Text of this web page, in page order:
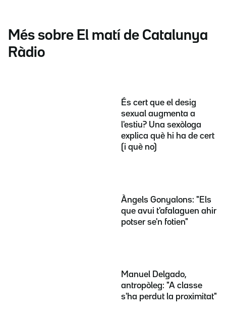
Més sobre El matí de Catalunya
Ràdio
És cert que el desig
sexual augmenta a
l'estiu? Una sexòloga
explica què hi ha de cert
(i què no)
Àngels Gonyalons: "Els
que avui t'afalaguen ahir
potser se'n fotien"
Manuel Delgado,
antropòleg: "A classe
s'ha perdut la proximitat"